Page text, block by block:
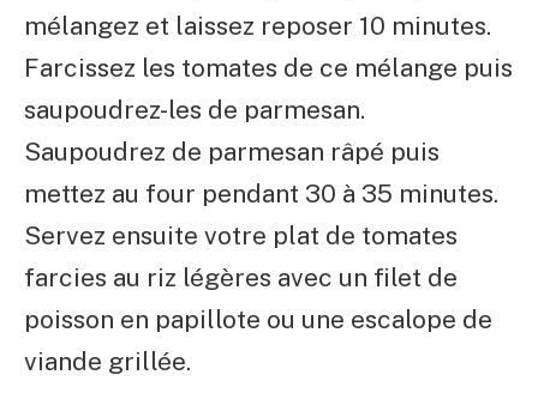
mélangez et laissez reposer 10 minutes.
Farcissez les tomates de ce mélange puis
saupoudrez-les de parmesan.
Saupoudrez de parmesan râpé puis
mettez au four pendant 30 à 35 minutes.
Servez ensuite votre plat de tomates
farcies au riz légères avec un filet de
poisson en papillote ou une escalope de
viande grillée.